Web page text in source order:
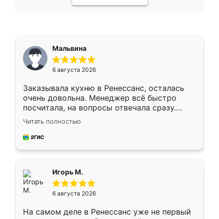
Мальвина
6 августа 2026
Заказывала кухню в Ренессанс, осталась
очень довольна. Менеджер всё быстро
посчитала, на вопросы отвечала сразу.
Замерщик приехал в субботу, подошёл к
делу со всей ответственностью. Собрали
за день, ребята работали аккуратно, даже
Читать полностью
Игорь М.
6 августа 2026
На самом деле в Ренессанс уже не первый